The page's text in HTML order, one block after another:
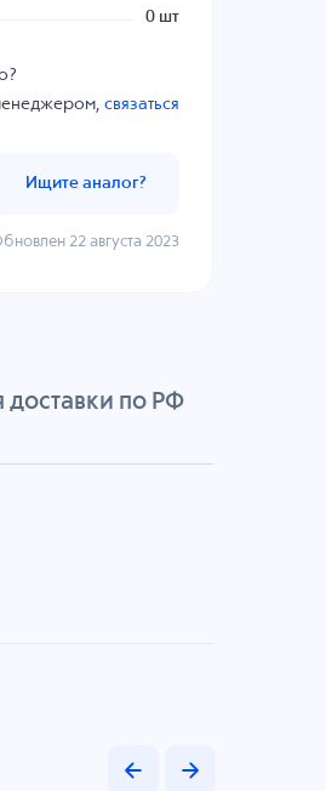
0 шт
связаться
Ищите аналог?
22 августа 2023
доставки по РФ